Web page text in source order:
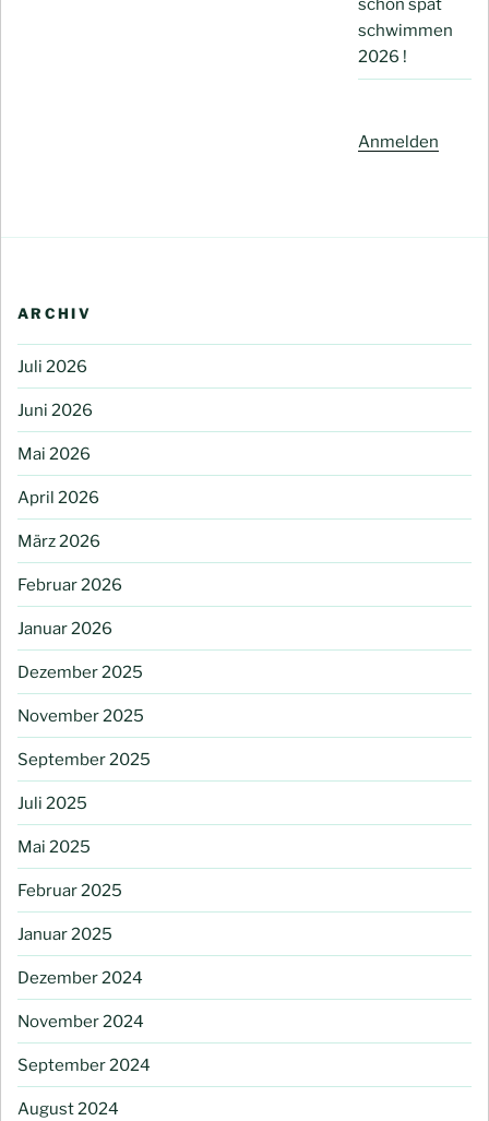
schön spät
schwimmen
2026 !
Anmelden
ARCHIV
Juli 2026
Juni 2026
Mai 2026
April 2026
März 2026
Februar 2026
Januar 2026
Dezember 2025
November 2025
September 2025
Juli 2025
Mai 2025
Februar 2025
Januar 2025
Dezember 2024
November 2024
September 2024
August 2024